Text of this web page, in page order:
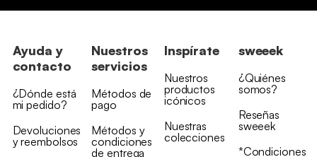
Ayuda y
contacto
¿Dónde está
mi pedido?
Devoluciones
y reembolsos
Nuestros
servicios
Métodos de
pago
Métodos y
condiciones
de entrega
Inspírate
Nuestros
productos
icónicos
Nuestras
colecciones
sweeek
¿Quiénes
somos?
Reseñas
sweeek
*Condiciones